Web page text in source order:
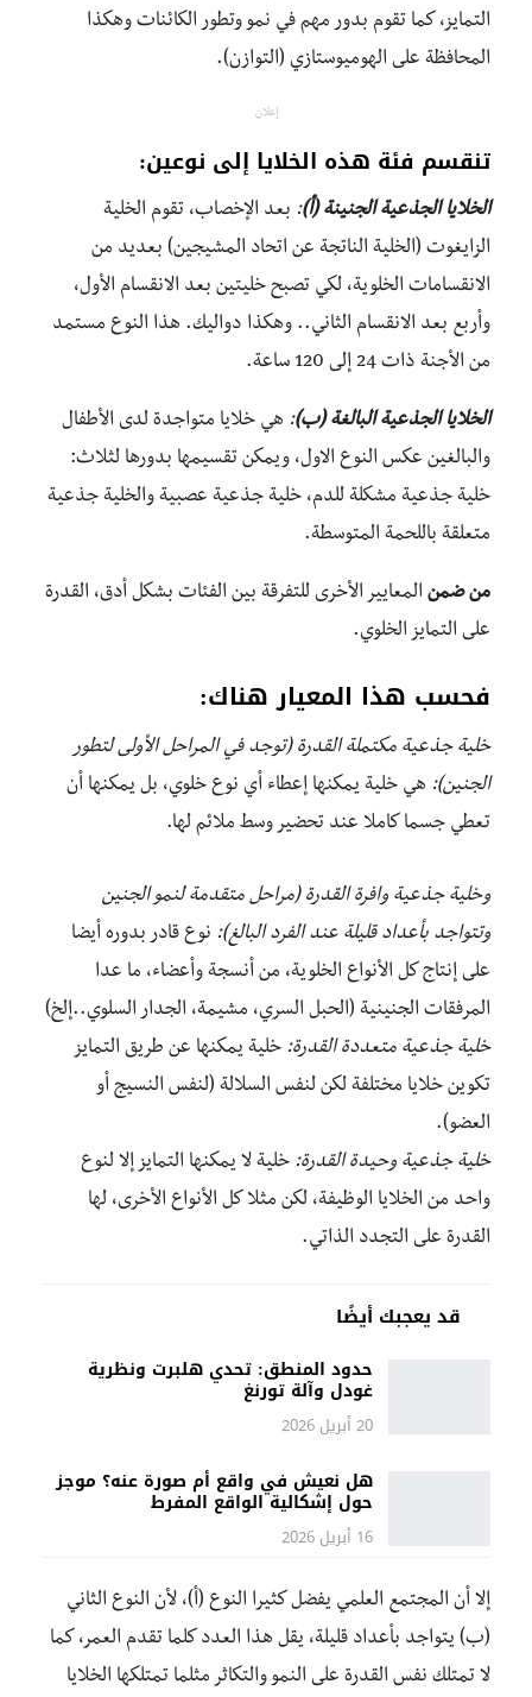
التمايز، كما تقوم بدور مهم في نمو وتطور الكائنات وهكذا
المحافظة على الهوميوستازي (التوازن).
إعلان
تنقسم فئة هذه الخلايا إلى نوعين:
الخلايا الجذعية الجنينة (أ): بعد الإخصاب، تقوم الخلية
الزايغوت (الخلية الناتجة عن اتحاد المشيجين) بعديد من
الانقسامات الخلوية، لكي تصبح خليتين بعد الانقسام الأول،
وأربع بعد الانقسام الثاني.. وهكذا دواليك. هذا النوع مستمد
من الأجنة ذات 24 إلى 120 ساعة.
الخلايا الجذعية البالغة (ب): هي خلايا متواجدة لدى الأطفال
والبالغين عكس النوع الاول، ويمكن تقسيمها بدورها لثلاث:
خلية جذعية مشكلة للدم، خلية جذعية عصبية والخلية جذعية
متعلقة باللحمة المتوسطة.
من ضمن المعايير الأخرى للتفرقة بين الفئات بشكل أدق، القدرة
على التمايز الخلوي.
فحسب هذا المعيار هناك:
خلية جذعية مكتملة القدرة (توجد في المراحل الأولى لتطور
الجنين): هي خلية يمكنها إعطاء أي نوع خلوي، بل يمكنها أن
تعطي جسما كاملا عند تحضير وسط ملائم لها.
وخلية جذعية وافرة القدرة (مراحل متقدمة لنمو الجنين
وتتواجد بأعداد قليلة عند الفرد البالغ): نوع قادر بدوره أيضا
على إنتاج كل الأنواع الخلوية، من أنسجة وأعضاء، ما عدا
المرفقات الجنينية (الحبل السري، مشيمة، الجدار السلوي..إلخ)
خلية جذعية متعددة القدرة: خلية يمكنها عن طريق التمايز
تكوين خلايا مختلفة لكن لنفس السلالة (لنفس النسيج أو
العضو).
خلية جذعية وحيدة القدرة: خلية لا يمكنها التمايز إلا لنوع
واحد من الخلايا الوظيفة، لكن مثلا كل الأنواع الأخرى، لها
القدرة على التجدد الذاتي.
قد يعجبك أيضًا
حدود المنطق: تحدي هلبرت ونظرية
غودل وآلة تورنغ
20 أبريل 2026
هل نعيش في واقع أم صورة عنه؟ موجز
حول إشكالية الواقع المفرط
16 أبريل 2026
إلا أن المجتمع العلمي يفضل كثيرا النوع (أ)، لأن النوع الثاني
(ب) يتواجد بأعداد قليلة، يقل هذا العدد كلما تقدم العمر، كما
لا تمتلك نفس القدرة على النمو والتكاثر مثلما تمتلكها الخلايا